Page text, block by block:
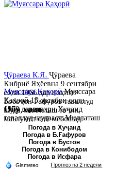
Муяссара ҚаҳорӣМуяссара
Қаҳорӣ 15 октябри соли
1979 дар шаҳри Хуҷанд
таваллуд шудааст. Миллаташ
тоҷик. Маълумот олӣ. Соли
2002 Донишгоҳи давлатии
Хуҷанд ба...
Ҷӯраева К.Я. Ҷӯраева
Кибриё Яҳёевна 9 сентябри
соли 1966 дар ноҳияи
Бобоҷон Ғафуров таваллуд
шуда, миллаташ тоҷик,
маълумот олӣ мебошад.
Соли 1997 Донишг...
Обу хаво
Погода в Хуҷанд
Погода в Б.Ғафуров
Погода в Бустон
Погода в Конибодом
Погода в Исфара